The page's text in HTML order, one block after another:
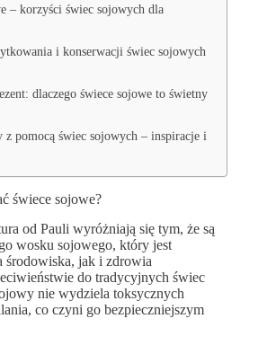
– korzyści świec sojowych dla
i konserwacji świec sojowych
dlaczego świece sojowe to świetny
z pomocą świec sojowych – inspiracje i
świece sojowe?
od Pauli wyróżniają się tym, że są
wosku sojowego, który jest
środowiska, jak i zdrowia
do tradycyjnych świec
nie wydziela toksycznych
co czyni go bezpieczniejszym